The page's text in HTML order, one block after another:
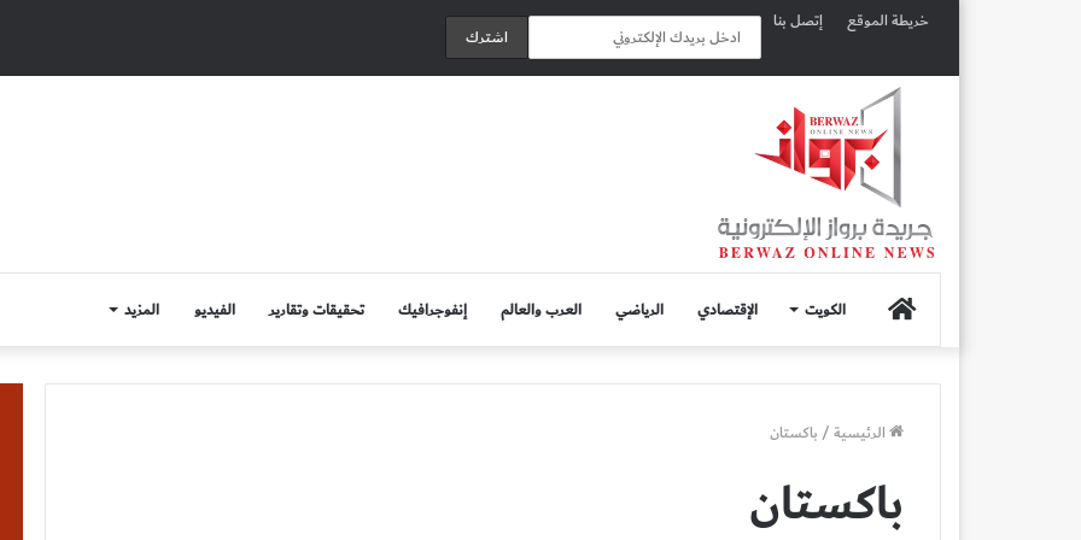
خريطة الموقع إتصل بنا
الصفحة
الرئيسية
الكويت الإقتصادي الرياضي العرب والعالم إنفوجرافيك تحقيقات وتقارير الفيديو المزيد
الرئيسية/باكستان
باكستان